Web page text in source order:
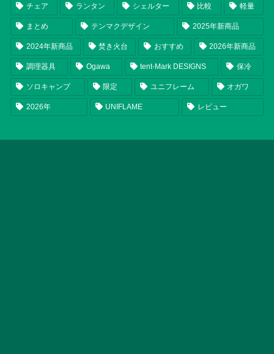
チェア ランタン シェルター 比較 軽量
まとめ テンマクデザイン 2025年新商品
2024年新商品 焚き火台 おすすめ 2026年新商品
調理器具 Ogawa tent-Mark DESIGNS 保冷
ソロキャンプ 限定 ユニフレーム オガワ
2026年 UNIFLAME レビュー